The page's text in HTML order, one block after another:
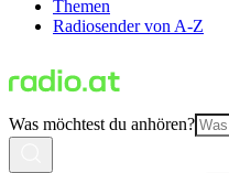
Themen
Radiosender von A-Z
Was möchtest du anhören?